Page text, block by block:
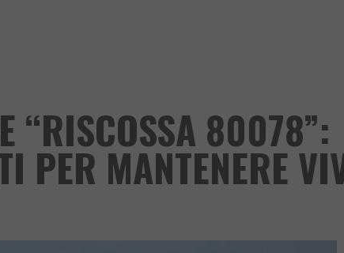
“RISCOSSA 80078”:
PER MANTENERE